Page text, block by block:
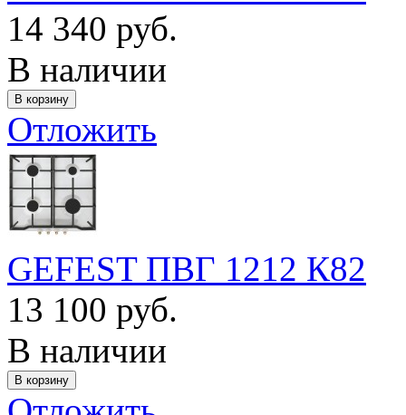
14 340 руб.
В наличии
Отложить
GEFEST ПВГ 1212 К82
13 100 руб.
В наличии